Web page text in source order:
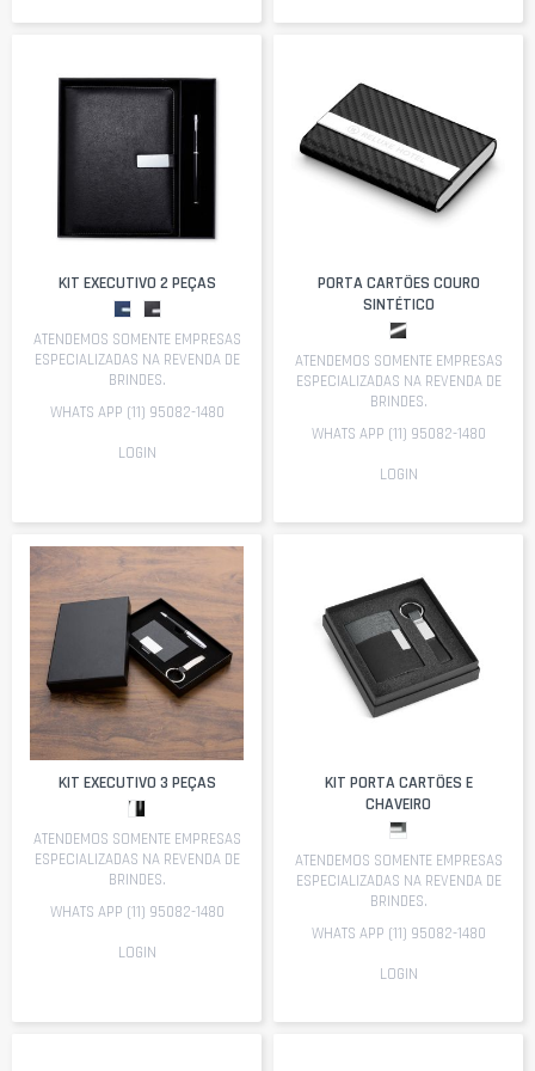
KIT EXECUTIVO 2 PEÇAS
ATENDEMOS SOMENTE EMPRESAS
ESPECIALIZADAS NA REVENDA DE
BRINDES.
WHATS APP (11) 95082-1480
LOGIN
PORTA CARTÕES COURO
SINTÉTICO
ATENDEMOS SOMENTE EMPRESAS
ESPECIALIZADAS NA REVENDA DE
BRINDES.
WHATS APP (11) 95082-1480
LOGIN
KIT EXECUTIVO 3 PEÇAS
ATENDEMOS SOMENTE EMPRESAS
ESPECIALIZADAS NA REVENDA DE
BRINDES.
WHATS APP (11) 95082-1480
LOGIN
KIT PORTA CARTÕES E
CHAVEIRO
ATENDEMOS SOMENTE EMPRESAS
ESPECIALIZADAS NA REVENDA DE
BRINDES.
WHATS APP (11) 95082-1480
LOGIN